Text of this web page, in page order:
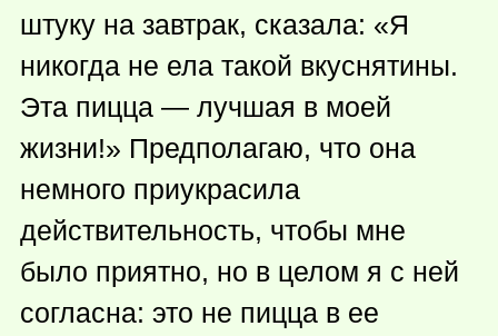
штуку на завтрак, сказала: «Я
никогда не ела такой вкуснятины.
Эта пицца — лучшая в моей
жизни!» Предполагаю, что она
немного приукрасила
действительность, чтобы мне
было приятно, но в целом я с ней
согласна: это не пицца в ее